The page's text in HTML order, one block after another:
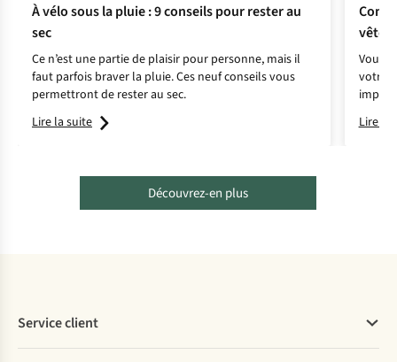
À vélo sous la pluie : 9 conseils pour rester au
sec
Ce n’est une partie de plaisir pour personne, mais il
faut parfois braver la pluie. Ces neuf conseils vous
permettront de rester au sec.
Lire la suite
Vous
votre
Lire la
Découvrez-en plus
Service client